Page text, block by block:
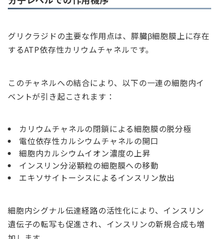
グリクラジドの主要な作用点は、膵臓β細胞膜上に存在
するATP依存性カリウムチャネルです。
このチャネルへの結合により、以下の一連の細胞内イ
ベントが引き起こされます：
カリウムチャネルの閉鎖による細胞膜の脱分極
電位依存性カルシウムチャネルの開口
細胞内カルシウムイオン濃度の上昇
インスリン分泌顆粒の細胞膜への移動
エキソサイトーシスによるインスリン放出
細胞内シグナル伝達経路の活性化により、インスリン
遺伝子の転写も促進され、インスリンの新規合成も増